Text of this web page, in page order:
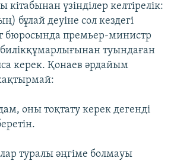
кітабынан үзінділер келтірелік:
бұлай деуіне сол кездегі
бюросында премьер-министр
туындаған
керек. Қонаев әрдайым
оны тоқтату керек дегенді
туралы әңгіме болмауы